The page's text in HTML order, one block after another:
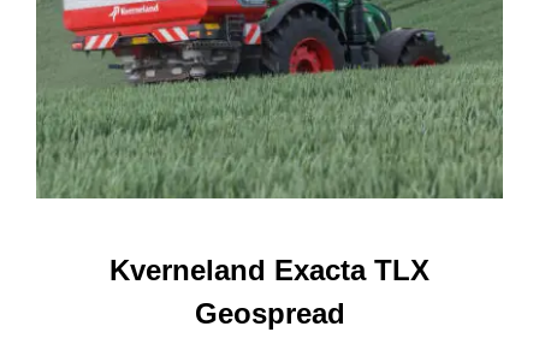
Kverneland Exacta TLX
Geospread